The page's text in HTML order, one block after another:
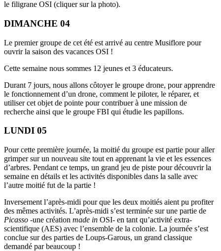
le filigrane OSI (cliquer sur la photo).
DIMANCHE 04
Le premier groupe de cet été est arrivé au centre Musiflore pour
ouvrir la saison des vacances OSI !
Cette semaine nous sommes 12 jeunes et 3 éducateurs.
Durant 7 jours, nous allons côtoyer le groupe drone, pour apprendre
le fonctionnement d’un drone, comment le piloter, le réparer, et
utiliser cet objet de pointe pour contribuer à une mission de
recherche ainsi que le groupe FBI qui étudie les papillons.
LUNDI 05
Pour cette première journée, la moitié du groupe est partie pour aller
grimper sur un nouveau site tout en apprenant la vie et les essences
d’arbres. Pendant ce temps, un grand jeu de piste pour découvrir la
semaine en détails et les activités disponibles dans la salle avec
l’autre moitié fut de la partie !
Inversement l’après-midi pour que les deux moitiés aient pu profiter
des mêmes activités. L’après-midi s’est terminée sur une partie de
Picasso -une création made in OSI- en tant qu’activité extra-
scientifique (AES) avec l’ensemble de la colonie. La journée s’est
conclue sur des parties de Loups-Garous, un grand classique
demandé par beaucoup !